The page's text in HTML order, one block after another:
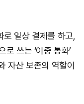
일상 결제를 하고,
쓰는 ‘이중 통화’
자산 보존의 역할이